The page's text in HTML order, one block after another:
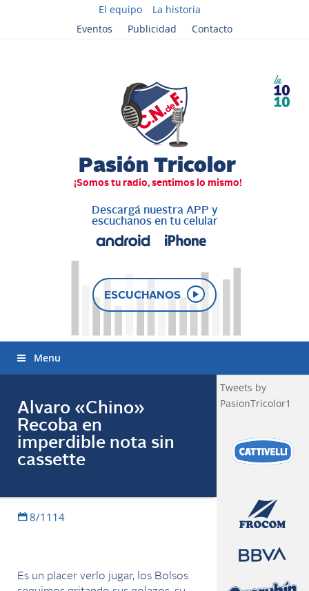
El equipo
La historia
Eventos
Publicidad Contacto
Descargá nuestra APP y
escuchanos en tu celular
ESCUCHANOS
Menu
Alvaro «Chino»
Recoba en
imperdible nota sin
cassette
8/1114
Es un placer verlo jugar, los Bolsos
Tweets by
PasionTricolor1